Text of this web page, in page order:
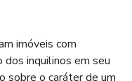
imóveis com
inquilinos em seu
sobre o caráter de um